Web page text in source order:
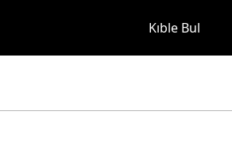
Kıble Bul